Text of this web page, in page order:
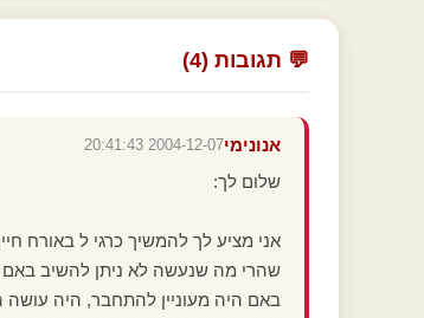
💬 תגובות (4)
אנונימי2004-12-07 20:41:43
שלום לך:
אני מציע לך להמשיך כרגי ל באורח
שהרי מה שנעשה לא ניתן להשיב באם
באם היה מעוניין להתחבר, היה